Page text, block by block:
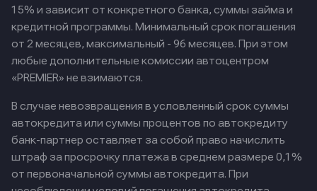
15% и зависит от конкретного банка, суммы займа и
кредитной программы. Минимальный срок погашения
от 2 месяцев, максимальный - 96 месяцев. При этом
любые дополнительные комиссии автоцентром
«PREMIER» не взимаются.
В случае невозвращения в условленный срок суммы
автокредита или суммы процентов по автокредиту
банк-партнер оставляет за собой право начислить
штраф за просрочку платежа в среднем размере 0,1%
от первоначальной суммы автокредита. При